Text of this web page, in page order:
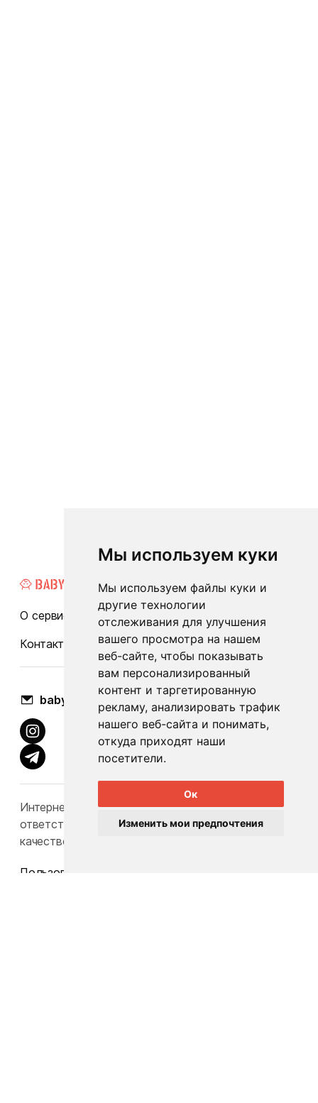
Мы используем куки
Мы используем файлы куки и
другие технологии
отслеживания для улучшения
вашего просмотра на нашем
веб-сайте, чтобы показывать
вам персонализированный
контент и таргетированную
рекламу, анализировать трафик
нашего веб-сайта и понимать,
откуда приходят наши
посетители.
Ок
Изменить мои предпочтения
О сервисе Каталог
Контакты
Оплата и доставка
babylook.gm@gmail.com
Интернет-каталог Babylook.by не несет
ответственность за конечную стоимость и
качество товаров.
Пользовательское соглашение